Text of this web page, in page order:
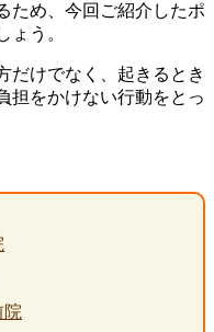
ため、今回ご紹介したポ
ょう。
だけでなく、起きるとき
担をかけない行動をとっ
院